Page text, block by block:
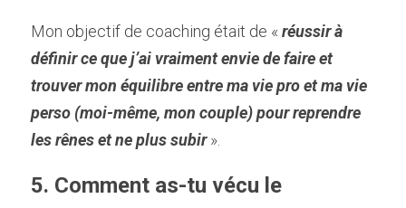
Mon objectif de coaching était de « réussir à
définir ce que j’ai vraiment envie de faire et
trouver mon équilibre entre ma vie pro et ma vie
perso (moi-même, mon couple) pour reprendre
les rênes et ne plus subir ».
5. Comment as-tu vécu le